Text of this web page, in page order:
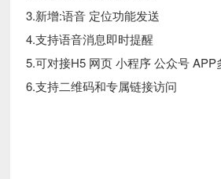
3.新增:语音 定位功能发送
4.支持语音消息即时提醒
5.可对接H5 网页 小程序 公众号 APP
6.支持二维码和专属链接访问